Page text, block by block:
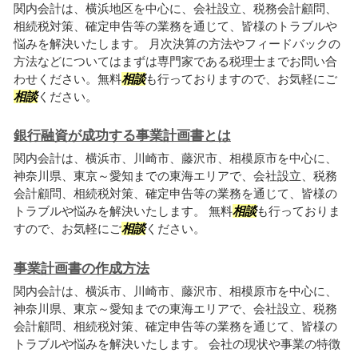
関内会計は、横浜地区を中心に、会社設立、税務会計顧問、
相続税対策、確定申告等の業務を通じて、皆様のトラブルや
悩みを解決いたします。 月次決算の方法やフィードバックの
方法などについてはまずは専門家である税理士までお問い合
わせください。無料相談も行っておりますので、お気軽にご
相談ください。
銀行融資が成功する事業計画書とは
関内会計は、横浜市、川崎市、藤沢市、相模原市を中心に、
神奈川県、東京～愛知までの東海エリアで、会社設立、税務
会計顧問、相続税対策、確定申告等の業務を通じて、皆様の
トラブルや悩みを解決いたします。 無料相談も行っておりま
すので、お気軽にご相談ください。
事業計画書の作成方法
関内会計は、横浜市、川崎市、藤沢市、相模原市を中心に、
神奈川県、東京～愛知までの東海エリアで、会社設立、税務
会計顧問、相続税対策、確定申告等の業務を通じて、皆様の
トラブルや悩みを解決いたします。 会社の現状や事業の特徴